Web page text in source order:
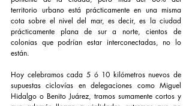
territorio urbano está prácticamente en una misma
cota sobre el nivel del mar, es decir, es la ciudad
prácticamente plana de sur a norte, cientos de
colonias que podrían estar interconectadas, no lo
están.
Hoy celebramos cada 5 ó 10 kilómetros nuevos de
supuestas ciclovías en delegaciones como Miguel
Hidalgo o Benito Juárez, tramos sumamente cortos y